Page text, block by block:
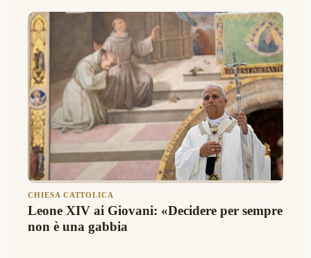
CHIESA CATTOLICA
Leone XIV ai Giovani: «Decidere per sempre
non è una gabbia